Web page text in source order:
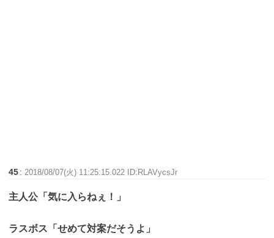
45 : 2018/08/07(火) 11:25:15.022 ID:RLAVycsJr
主人公「気に入らねぇ！」
ラスボス「せめて対案だそうよ」